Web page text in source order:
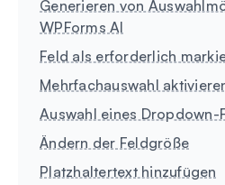
Generieren von
WPForms AI
Feld als erforderlich
Mehrfachauswahl
Auswahl eines Dropdown-
Ändern der Feldgröße
Platzhaltertext hinzufügen